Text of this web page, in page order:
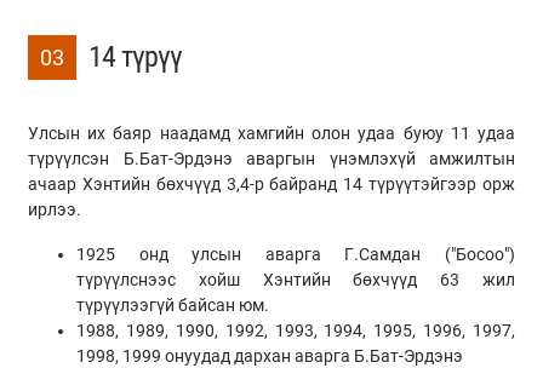
03 14 түрүү
Улсын их баяр наадамд хамгийн олон удаа буюу 11 удаа
түрүүлсэн Б.Бат-Эрдэнэ аваргын үнэмлэхүй амжилтын
ачаар Хэнтийн бөхчүүд 3,4-р байранд 14 түрүүтэйгээр орж
ирлээ.
1925 онд улсын аварга Г.Самдан ("Босоо")
түрүүлснээс хойш Хэнтийн бөхчүүд 63 жил
түрүүлээгүй байсан юм.
1988, 1989, 1990, 1992, 1993, 1994, 1995, 1996, 1997,
1998, 1999 онуудад дархан аварга Б.Бат-Эрдэнэ